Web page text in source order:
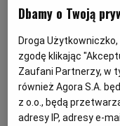
Magazyny
Wyborcza.biz
BIQdata
Archiwum
Dwie elewacje
duchu renesansu
poprawny.Schody
To tylko fragment
Dbamy o Twoją
Droga
zgodę klikając
Zaufani Partnerzy, w
również Agora S.A.
z o.o., będą
adresy IP, adresy e-